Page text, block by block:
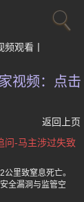
频观看
视频：点击
返回上页
问-马主涉过失致
里致窒息死亡。
全漏洞与监管空